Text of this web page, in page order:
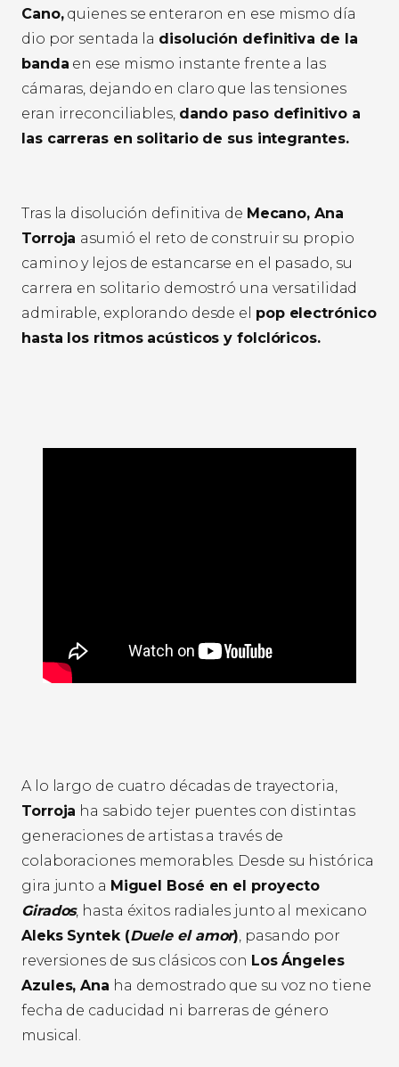
Cano,quienes se enteraron en ese mismo día
dio por sentada la disolución definitiva de la
banda en ese mismo instante frente a las
cámaras, dejando en claro que las tensiones
eran irreconciliables, dando paso definitivo a
las carreras en solitario de sus integrantes.
Tras la disolución definitiva de Mecano, Ana
Torroja asumió el reto de construir su propio
camino y lejos de estancarse en el pasado, su
carrera en solitario demostró una versatilidad
admirable, explorando desde el pop electrónico
hasta los ritmos acústicos y folclóricos.
A lo largo de cuatro décadas de trayectoria,
Torroja ha sabido tejer puentes con distintas
generaciones de artistas a través de
colaboraciones memorables. Desde su histórica
gira junto a Miguel Bosé en el proyecto
Girados, hasta éxitos radiales junto al mexicano
Aleks Syntek (Duele el amor), pasando por
reversiones de sus clásicos con Los Ángeles
Azules, Ana ha demostrado que su voz no tiene
fecha de caducidad ni barreras de género
musical.